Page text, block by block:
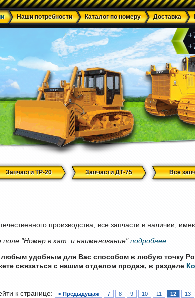
Наши потребности Каталог по номеру Доставка
Запчасти ТР-20 Запчасти ДТ-75 Все
производства, все запчасти в наличии,
поле "Номер в кат. и наименование"подробнее
любым удобным для Вас способом в любую точку
связаться с нашим отделом продаж, в разделе
к странице: < Предыдущая 7 8 9 10 11 12 13